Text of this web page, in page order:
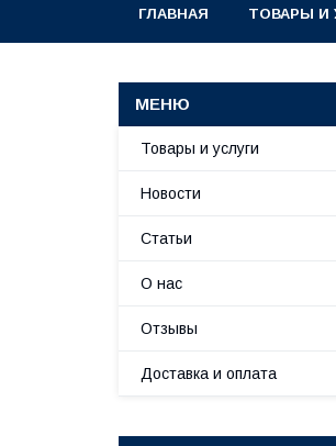
ГЛАВНАЯ ТОВАРЫ И
Товары и услуги
Новости
Статьи
О нас
Отзывы
Доставка и оплата